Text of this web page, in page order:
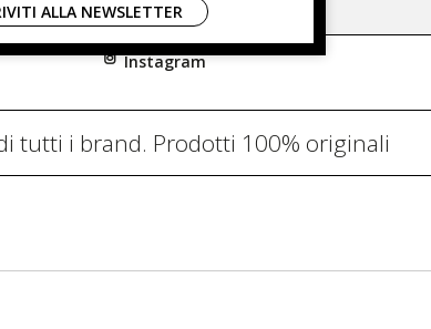
Spedizione
Instagram
tutti i brand. Prodotti 100% originali
ALLA NEWSLETTER